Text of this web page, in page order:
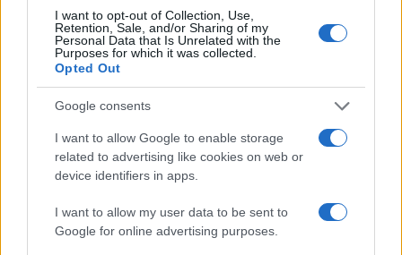
I want to opt-out of Collection, Use,
Retention, Sale, and/or Sharing of my
Personal Data that Is Unrelated with the
Purposes for which it was collected.
Opted Out
Google consents
I want to allow Google to enable storage
related to advertising like cookies on web or
device identifiers in apps.
I want to allow my user data to be sent to
Google for online advertising purposes.
ΣΑΝ ΣΗΜΕΡΑ – 8 Αυγούστου 1588:
Ναυμαχία του Gravelines, η μεγάλη
ισπανική αρμάδα σκορπίζει